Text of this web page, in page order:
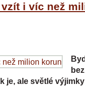
i víc než
je, ale světlé